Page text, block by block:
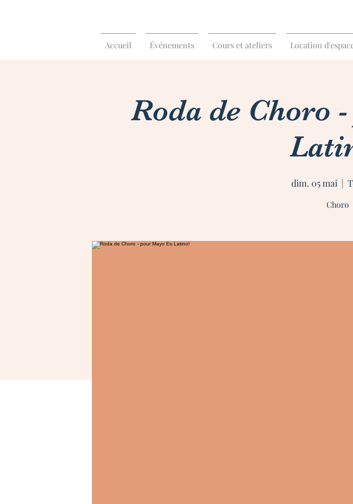
Accueil Événements Cours et ateliers Location
Roda de Choro
dim. 05 mai
  |
Choro